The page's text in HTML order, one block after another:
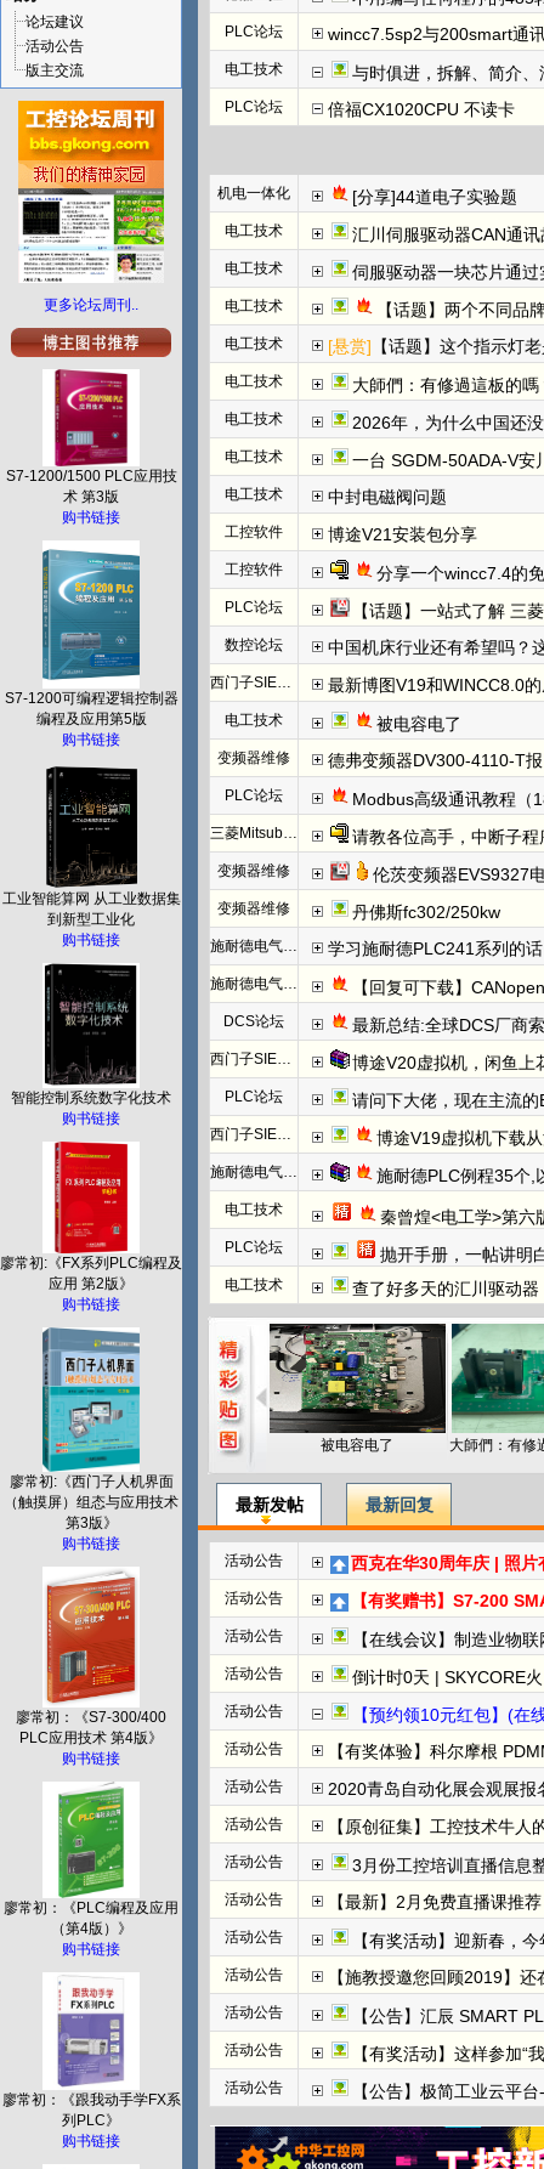
论坛建议
活动公告
版主交流
更多论坛周刊..
S7-1200/1500 PLC应用技
术 第3版
购书链接
S7-1200可编程逻辑控制器
编程及应用第5版
购书链接
工业智能算网 从工业数据集
到新型工业化
购书链接
智能控制系统数字化技术
购书链接
廖常初:《FX系列PLC编程及
应用 第2版》
购书链接
廖常初:《西门子人机界面
（触摸屏）组态与应用技术
第3版》
购书链接
廖常初：《S7-300/400
PLC应用技术 第4版》
购书链接
廖常初：《PLC编程及应用
（第4版）》
购书链接
廖常初：《跟我动手学FX系
列PLC》
购书链接
PLC论坛 wincc7.5sp2与200smart通
电工技术 与时俱进，拆解、简介
PLC论坛 倍福CX1020CPU 不读卡
机电一体化 [分享]44道电子实验题
电工技术 汇川伺服驱动器CAN通讯
电工技术 伺服驱动器一块芯片通
电工技术 【话题】两个不同品
电工技术 [悬赏] 【话题】这个指示灯
电工技术 大師們：有修過這板的
电工技术 2026年，为什么中国还
电工技术 一台 SGDM-50ADA-V安
电工技术 中封电磁阀问题
工控软件 博途V21安装包分享
工控软件 分享一个wincc7.4的
PLC论坛 【话题】一站式了解 三菱FX5U
数控论坛 中国机床行业还有希望吗？
西门子SIEMENS 最新博图V19和WINCC8.0
电工技术 被电容电了
变频器维修 德弗变频器DV300-4110-T报NFF故
PLC论坛 Modbus高级通讯教程（
三菱Mitsubishi 请教各位高手，中断子
变频器维修 伦茨变频器EVS9327
变频器维修 丹佛斯fc302/250kw
施耐德电气PLC 学习施耐德PLC241系列的
施耐德电气PLC 【回复可下载】
DCS论坛 最新总结:全球DCS厂商
西门子SIEMENS 博途V20虚拟机，闲鱼上
PLC论坛 请问下大佬，现在主流的
西门子SIEMENS 博途V19虚拟机下载
施耐德电气PLC 施耐德PLC例程35个,
电工技术 秦曾煌<电工学>第六
PLC论坛 抛开手册，一帖讲明白欧姆龙NC
电工技术 查了好多天的汇川驱动
被电容电了
最新发帖 最新回复
活动公告 西克在华30周年庆 | 照片
活动公告 【有奖赠书】S7-200 SMART
活动公告 【在线会议】制造业物
活动公告 倒计时0天 | SKYCORE火山湖超级工厂全
活动公告 【预约领10元红包】(在线直播)福
活动公告 【有奖体验】科尔摩根
活动公告 2020青岛自动化展会观展报名
活动公告 【原创征集】工控技术牛
活动公告 3月份工控培训直播信息整
活动公告 【最新】2月免费直播课推
活动公告 【有奖活动】迎新春，
活动公告 【施教授邀您回顾2019】
活动公告 【公告】汇辰 SMART
活动公告 【有奖活动】这样参加“
活动公告 【公告】极简工业云平台-